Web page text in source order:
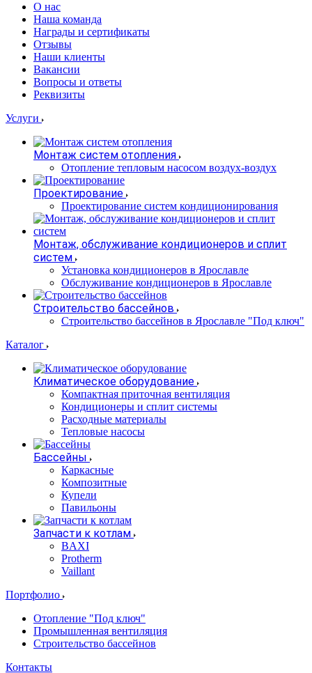
О нас
Наша команда
Награды и сертификаты
Отзывы
Наши клиенты
Вакансии
Вопросы и ответы
Реквизиты
Услуги
Монтаж систем отопления
Отопление тепловым насосом воздух-воздух
Проектирование
Проектирование систем кондиционирования
Монтаж, обслуживание кондиционеров и сплит
систем
Установка кондиционеров в Ярославле
Обслуживание кондиционеров в Ярославле
Строительство бассейнов
Строительство бассейнов в Ярославле "Под ключ"
Каталог
Климатическое оборудование
Компактная приточная вентиляция
Кондиционеры и сплит системы
Расходные материалы
Тепловые насосы
Бассейны
Каркасные
Композитные
Купели
Павильоны
Запчасти к котлам
BAXI
Protherm
Vaillant
Портфолио
Отопление "Под ключ"
Промышленная вентиляция
Строительство бассейнов
Контакты